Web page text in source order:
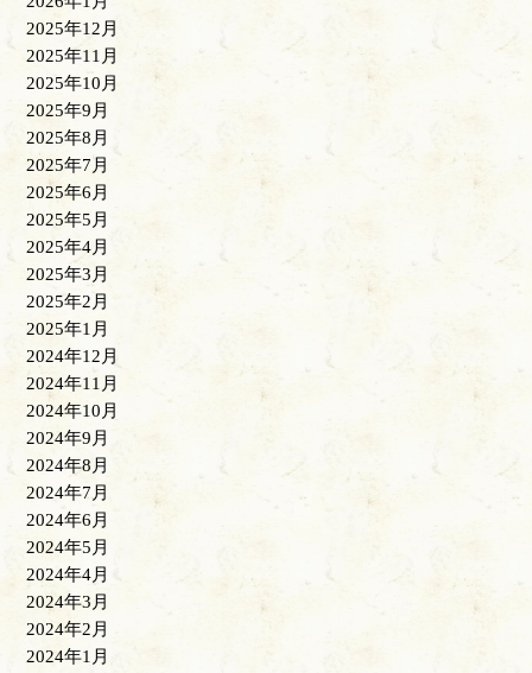
2025年12月
2025年11月
2025年10月
2025年9月
2025年8月
2025年7月
2025年6月
2025年5月
2025年4月
2025年3月
2025年2月
2025年1月
2024年12月
2024年11月
2024年10月
2024年9月
2024年8月
2024年7月
2024年6月
2024年5月
2024年4月
2024年3月
2024年2月
2024年1月